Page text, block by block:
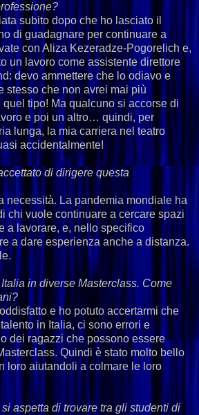
subito dopo che ho lasciato il
di guadagnare per continuare a
con Aliza Kezeradze-Pogorelich e,
un lavoro come assistente direttore
devo ammettere che lo odiavo e
stesso che non avrei mai più
tipo! Ma qualcuno si accorse di
e poi un altro… quindi, per
lunga, la mia carriera nel teatro
accidentalmente!
di dirigere questa
necessità. La pandemia mondiale ha
chi vuole continuare a cercare spazi
a lavorare, e, nello specifico
a dare esperienza anche a distanza.
in diverse Masterclass. Come
e ho potuto accertarmi che
in Italia, ci sono errori e
dei ragazzi che possono essere
Quindi è stato molto bello
loro aiutandoli a colmare le loro
aspetta di trovare tra gli studenti di